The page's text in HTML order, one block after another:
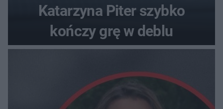
Katarzyna Piter szybko
kończy grę w deblu